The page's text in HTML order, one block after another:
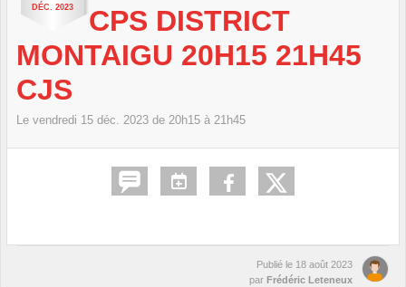
DÉC. 2023
CPS DISTRICT
MONTAIGU 20H15 21H45
CJS
Le vendredi 15 déc. 2023 de 20h15 à 21h45
Publié le 18 août 2023
par Frédéric Leteneux